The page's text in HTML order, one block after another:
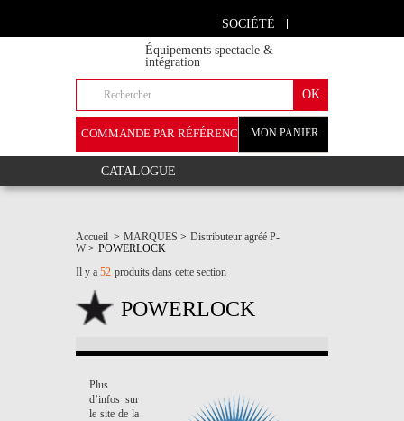
SOCIÉTÉ
Équipements spectacle &
intégration
MON PANIER
COMMANDE PAR RÉFÉRENCE
CATALOGUE
Accueil > MARQUES > Distributeur agréé P-
W > POWERLOCK
Il y a 52 produits dans cette section
POWERLOCK
Plus
d’infos sur
le site de la